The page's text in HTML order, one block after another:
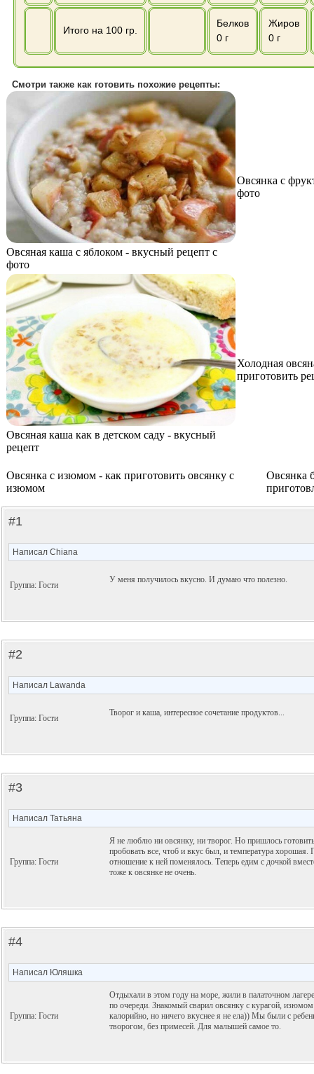
Итого на 100 гр.
Белков
0 г
Жиров
0 г
Смотри также как готовить похожие рецепты:
Овсяная каша с яблоком - вкусный рецепт с
фото
Овсянка с
фото
Овсяная каша как в детском саду - вкусный
рецепт
Холодная
приготовить
Овсянка с изюмом - как приготовить овсянку с
изюмом
Овсянка
#1
Написал Chiana
Группа: Гости
У меня получилось вкусно. И думаю что полезно.
#2
Написал Lawanda
Группа: Гости
Творог и каша, интересное сочетание продуктов...
#3
Написал Татьяна
Группа: Гости
Я не люблю ни овсянку, ни творог. Но пришлось
пробовать все, чтоб и вкус был, и температура
отношение к ней поменялось. Теперь едим с дочкой
тоже к овсянке не очень.
#4
Написал Юляшка
Группа: Гости
Отдыхали в этом году на море, жили в палаточном
по очереди. Знакомый сварил овсянку с курагой,
калорийно, но ничего вкуснее я не ела)) Мы были с
творогом, без примесей. Для малышей самое то.